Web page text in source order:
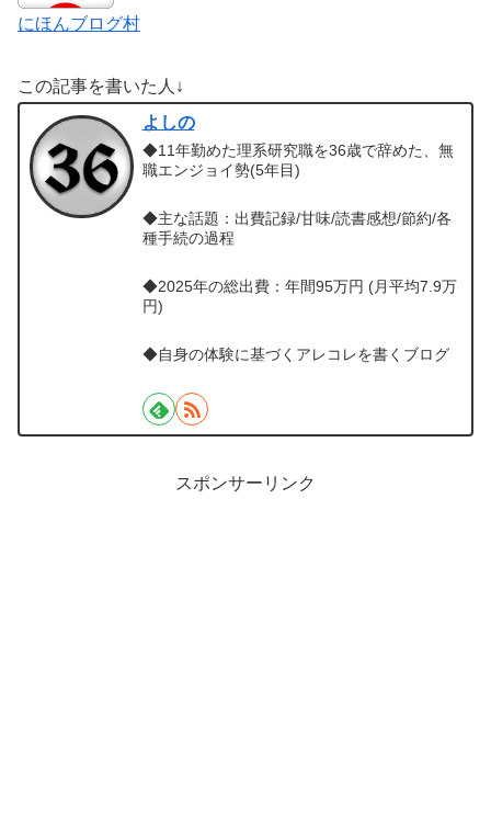
にほんブログ村
この記事を書いた人↓
よしの
◆11年勤めた理系研究職を36歳で辞めた、無
職エンジョイ勢(5年目)
◆主な話題：出費記録/甘味/読書感想/節約/各
種手続の過程
◆2025年の総出費：年間95万円 (月平均7.9万
円)
◆自身の体験に基づくアレコレを書くブログ
スポンサーリンク